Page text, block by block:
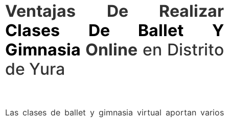
Ventajas De Realizar
Clases De Ballet Y
Gimnasia Online en Distrito
de Yura
Las clases de ballet y gimnasia virtual aportan varios